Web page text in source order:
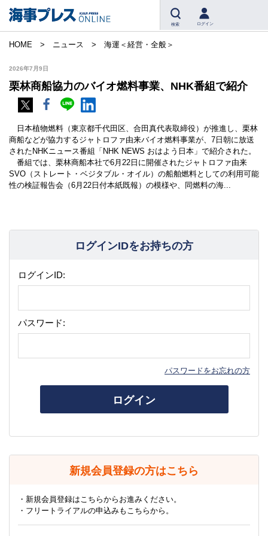
検索 ログイン
HOME ニュース 海運＜経営・全般＞
2026年7月9日
栗林商船協力のバイオ燃料事業、NHK番組で紹介
日本植物燃料（東京都千代田区、合田真代表取締役）が推進し、栗林
商船などが協力するジャトロファ由来バイオ燃料事業が、7日朝に放送
されたNHKニュース番組「NHK NEWS おはよう日本」で紹介された。
番組では、栗林商船本社で6月22日に開催されたジャトロファ由来
SVO（ストレート・ベジタブル・オイル）の船舶燃料としての利用可能
性の検証報告会（6月22日付本紙既報）の模様や、同燃料の海...
ログインIDをお持ちの方
ログインID:
パスワード:
パスワードをお忘れの方
ログイン
新規会員登録の方はこちら
・新規会員登録はこちらからお進みください。
・フリートライアルの申込みもこちらから。